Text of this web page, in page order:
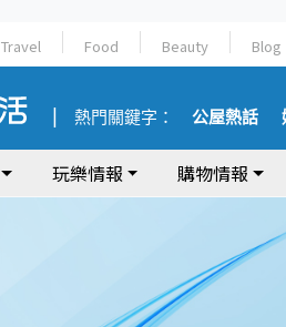
Travel Food Beauty Blog
熱門關鍵字： 公屋熱話
玩樂情報 購物情報